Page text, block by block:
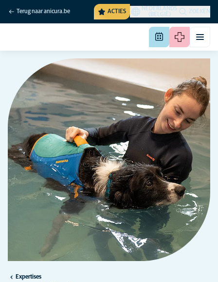
Terug naar anicura.be ACTIES
NEDERLANDS
(BELGIË)
ZOEKEN
Expertises